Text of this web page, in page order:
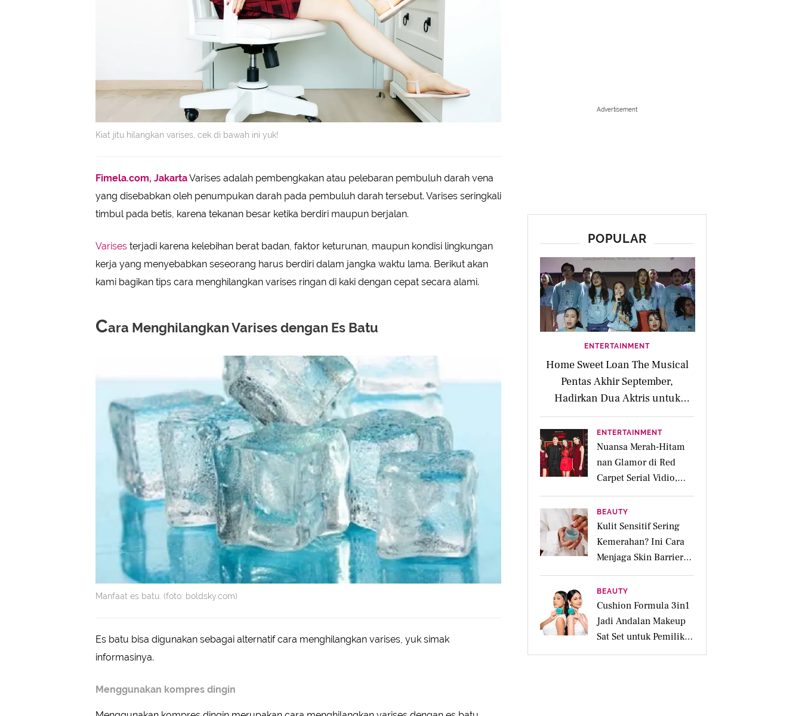
Kiat jitu hilangkan varises, cek di bawah ini yuk!
Fimela.com, JakartaVarises adalah pembengkakan atau pelebaran pembuluh darah vena
yang disebabkan oleh penumpukan darah pada pembuluh darah tersebut. Varises seringkali
timbul pada betis, karena tekanan besar ketika berdiri maupun berjalan.
Varises terjadi karena kelebihan berat badan, faktor keturunan, maupun kondisi lingkungan
kerja yang menyebabkan seseorang harus berdiri dalam jangka waktu lama. Berikut akan
kami bagikan tips cara menghilangkan varises ringan di kaki dengan cepat secara alami.
Cara Menghilangkan Varises dengan Es Batu
Manfaat es batu. (foto: boldsky.com)
Es batu bisa digunakan sebagai alternatif cara menghilangkan varises, yuk simak
informasinya.
Menggunakan kompres dingin
Advertisement
POPULAR
ENTERTAINMENT
Home Sweet Loan The Musical
Pentas Akhir September,
Hadirkan Dua Aktris untuk
Peran Kaluna
ENTERTAINMENT
Nuansa Merah-Hitam
nan Glamor di Red
Carpet Serial Vidio,
Jakarta Undercover:
Members Only
BEAUTY
Kulit Sensitif Sering
Kemerahan? Ini Cara
Menjaga Skin Barrier
agar Tetap Tenang
BEAUTY
Cushion Formula 3in1
Jadi Andalan Makeup
Sat Set untuk Pemilik
Kulit Acne Prone